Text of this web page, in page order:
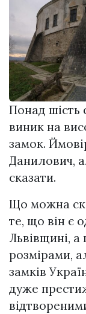
Понад шість
виник на
замок.
Данилович,
сказати.
Що можна
те, що він є
Львівщині,
розмірами,
замків
дуже